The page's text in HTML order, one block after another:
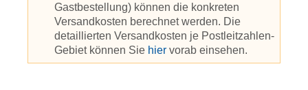
Gastbestellung) können die konkreten
Versandkosten berechnet werden. Die
detaillierten Versandkosten je Postleitzahlen-
Gebiet können Sie hier vorab einsehen.